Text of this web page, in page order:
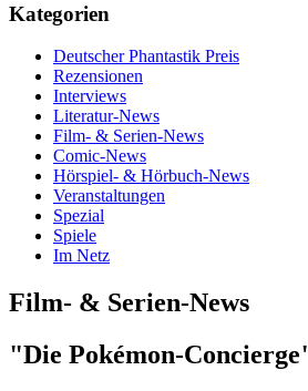
Kategorien
Deutscher Phantastik Preis
Rezensionen
Interviews
Literatur-News
Film- & Serien-News
Comic-News
Hörspiel- & Hörbuch-News
Veranstaltungen
Spezial
Spiele
Im Netz
Film- & Serien-News
"Die Pokémon-